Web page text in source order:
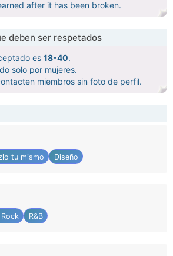
after it has been broken.
deben ser respetados
es 18-40.
solo por mujeres.
miembros sin foto de perfil.
tu mismo Diseño
R&B